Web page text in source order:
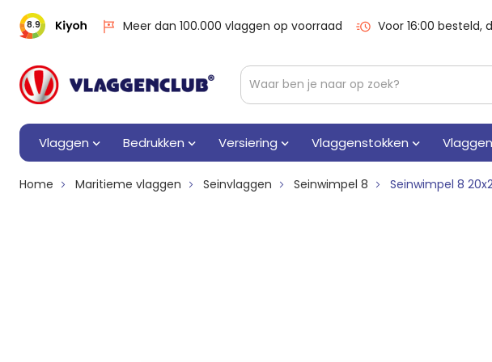
8.9 Meer dan 100.000 vlaggen op voorraad Voor 16:00 besteld,
Vlaggen Bedrukken Versiering Vlaggenstokken
Home Maritieme vlaggen Seinvlaggen Seinwimpel 8 Seinwimpel 8